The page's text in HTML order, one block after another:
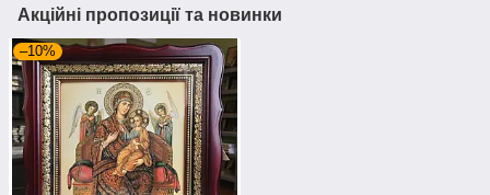
Акційні пропозиції та новинки
–10%